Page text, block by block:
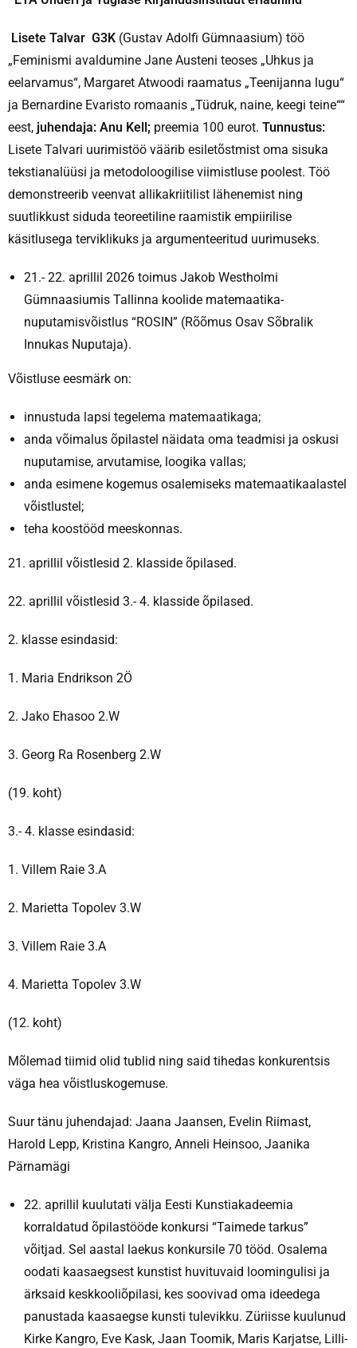
Lisete Talvar G3K (Gustav Adolfi Gümnaasium) töö
„Feminismi avaldumine Jane Austeni teoses „Uhkus ja
eelarvamus“, Margaret Atwoodi raamatus „Teenijanna lugu“
ja Bernardine Evaristo romaanis „Tüdruk, naine, keegi teine““
eest, juhendaja: Anu Kell; preemia 100 eurot. Tunnustus:
Lisete Talvari uurimistöö väärib esiletõstmist oma sisuka
tekstianalüüsi ja metodoloogilise viimistluse poolest. Töö
demonstreerib veenvat allikakriitilist lähenemist ning
suutlikkust siduda teoreetiline raamistik empiirilise
käsitlusega terviklikuks ja argumenteeritud uurimuseks.
21.- 22. aprillil 2026 toimus Jakob Westholmi
Gümnaasiumis Tallinna koolide matemaatika-
nuputamisvõistlus “ROSIN” (Rõõmus Osav Sõbralik
Innukas Nuputaja).
Võistluse eesmärk on:
innustuda lapsi tegelema matemaatikaga;
anda võimalus õpilastel näidata oma teadmisi ja oskusi
nuputamise, arvutamise, loogika vallas;
anda esimene kogemus osalemiseks matemaatikaalastel
võistlustel;
teha koostööd meeskonnas.
21. aprillil võistlesid 2. klasside õpilased.
22. aprillil võistlesid 3.- 4. klasside õpilased.
2. klasse esindasid:
1. Maria Endrikson 2Ö
2. Jako Ehasoo 2.W
3. Georg Ra Rosenberg 2.W
(19. koht)
3.- 4. klasse esindasid:
1. Villem Raie 3.A
2. Marietta Topolev 3.W
3. Villem Raie 3.A
4. Marietta Topolev 3.W
(12. koht)
Mõlemad tiimid olid tublid ning said tihedas konkurentsis
väga hea võistluskogemuse.
Suur tänu juhendajad: Jaana Jaansen, Evelin Riimast,
Harold Lepp, Kristina Kangro, Anneli Heinsoo, Jaanika
Pärnamägi
22. aprillil kuulutati välja Eesti Kunstiakadeemia
korraldatud õpilastööde konkursi “Taimede tarkus”
võitjad. Sel aastal laekus konkursile 70 tööd. Osalema
oodati kaasaegsest kunstist huvituvaid loomingulisi ja
ärksaid keskkooliõpilasi, kes soovivad oma ideedega
panustada kaasaegse kunsti tulevikku. Züriisse kuulunud
Kirke Kangro, Eve Kask, Jaan Toomik, Maris Karjatse, Lilli-